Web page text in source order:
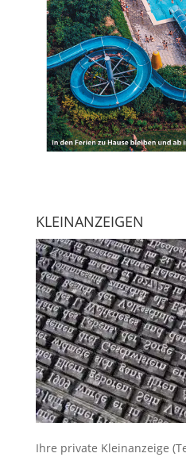
KLEINANZEIGEN
Ihre private Kleinanzeige